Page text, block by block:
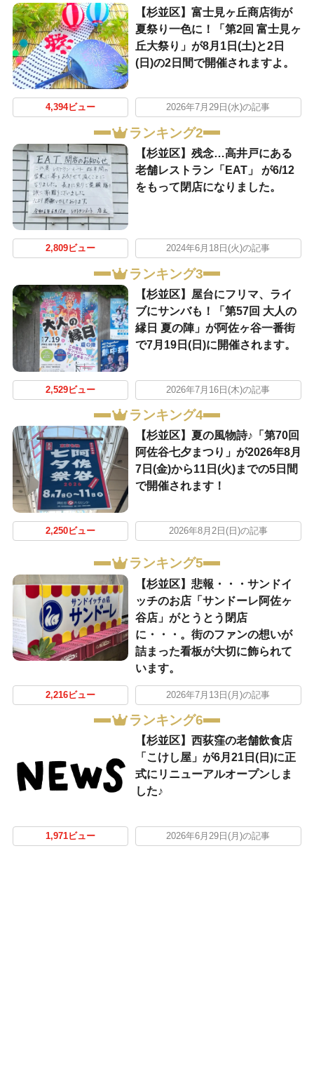
【杉並区】富士見ヶ丘商店街が
夏祭り一色に！「第2回 富士見ヶ
丘大祭り」が8月1日(土)と2日
(日)の2日間で開催されますよ。
4,394ビュー 2026年7月29日(水)の記事
ランキング2
【杉並区】残念…高井戸にある
老舗レストラン「EAT」 が6/12
をもって閉店になりました。
2,809ビュー 2024年6月18日(火)の記事
ランキング3
【杉並区】屋台にフリマ、ライ
ブにサンバも！「第57回 大人の
縁日 夏の陣」が阿佐ヶ谷一番街
で7月19日(日)に開催されます。
2,529ビュー 2026年7月16日(木)の記事
ランキング4
【杉並区】夏の風物詩♪「第70回
阿佐谷七夕まつり」が2026年8月
7日(金)から11日(火)までの5日間
で開催されます！
2,250ビュー 2026年8月2日(日)の記事
ランキング5
【杉並区】悲報・・・サンドイ
ッチのお店「サンドーレ阿佐ヶ
谷店」がとうとう閉店
に・・・。街のファンの想いが
詰まった看板が大切に飾られて
います。
2,216ビュー 2026年7月13日(月)の記事
ランキング6
【杉並区】西荻窪の老舗飲食店
「こけし屋」が6月21日(日)に正
式にリニューアルオープンしま
した♪
1,971ビュー 2026年6月29日(月)の記事